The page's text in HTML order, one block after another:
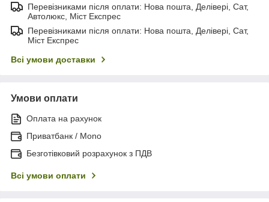
Перевізниками після оплати: Нова пошта, Делівері, Сат,
Автолюкс, Міст Експрес
Перевізниками після оплати: Нова пошта, Делівері, Сат,
Міст Експрес
Всі умови доставки
Умови оплати
Оплата на рахунок
Приватбанк / Mono
Безготівковий розрахунок з ПДВ
Всі умови оплати